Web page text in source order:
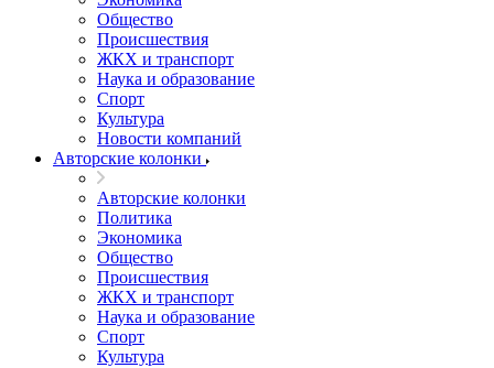
Общество
Происшествия
ЖКХ и транспорт
Наука и образование
Спорт
Культура
Новости компаний
Авторские колонки
Авторские колонки
Политика
Экономика
Общество
Происшествия
ЖКХ и транспорт
Наука и образование
Спорт
Культура